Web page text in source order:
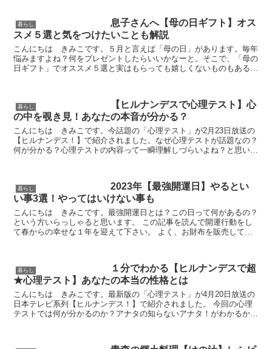
暮らし
息子さんへ【母の日ギフト】オス
スメ５選と気をつけたいことも解説
こんにちは きみこです。５月と言えば「母の日」があります。毎年
悩みますよね？何をプレゼントしたらいいかなーと。そこで、「母の
日ギフト」でオススメ５選と実はもらっても嬉しくないものもあるの
暮らし
【ヒルナンデスで心理テスト】心
の中を覗き見！あなたの本音が分かる？
こんにちは きみこです。今話題の「心理テスト」が2月23日放送の
【ヒルナンデス！】で紹介されました。なぜ心理テストが話題なの？
何が分かる？心理テストの内容って一瞬理解しづらいよね？と思いま
暮らし
2023年【最強開運日】やるとい
い事3選！やってはいけない事も
こんにちは きみこです。最強開運日とは？この日って何があるの？
という方いらっしゃると思います。 この記事を読んで開運行動をし
て春からの幸せな１年を迎えて下さい。 よく、お財布を販売してい
暮らし
１分でわかる【ヒルナンデスで超
★心理テスト】あなたの本当の性格とは
こんにちは きみこです。最新版の「心理テスト」が4月20日放送の
日本テレビ系列【ヒルナンデス！】で紹介されました。 今回の心理
テストでは何が分かるのか？アナタの知らないアナタ！がわかるかも